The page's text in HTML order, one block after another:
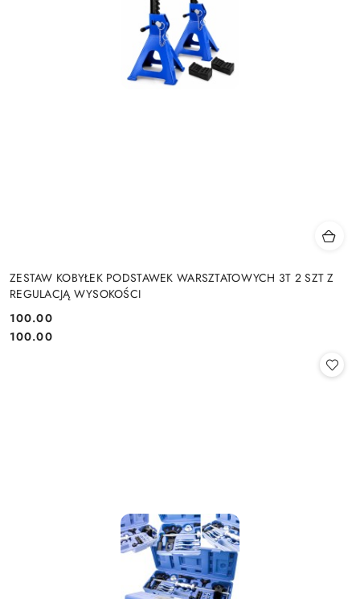
ZESTAW KOBYŁEK PODSTAWEK WARSZTATOWYCH 3T 2 SZT Z
REGULACJĄ WYSOKOŚCI
Cena:
100.00
Cena:
100.00